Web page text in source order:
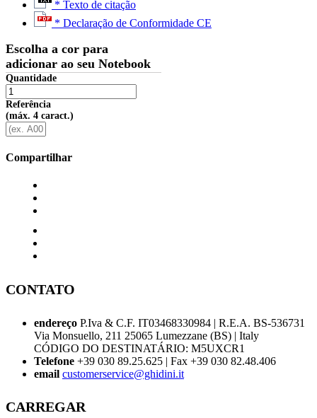
* Texto de citação
* Declaração de Conformidade CE
Escolha a cor para
adicionar ao seu Notebook
Quantidade
Referência
(máx. 4 caract.)
Compartilhar
CONTATO
endereço P.Iva & C.F. IT03468330984 | R.E.A. BS-536731
Via Monsuello, 211 25065 Lumezzane (BS) | Italy
CÓDIGO DO DESTINATÁRIO: M5UXCR1
Telefone +39 030 89.25.625 | Fax +39 030 82.48.406
email customerservice@ghidini.it
CARREGAR